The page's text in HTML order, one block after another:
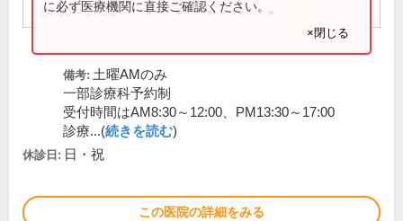
14:00～17:30 ● ● ● ●
に必ず医療機関に直接ご確認ください。
×閉じる
備考: 土曜AMのみ
一部診療科予約制
受付時間はAM8:30～12:00、PM13:30～17:00
診療...(続きを読む)
休診日: 日・祝
この医院の詳細をみる